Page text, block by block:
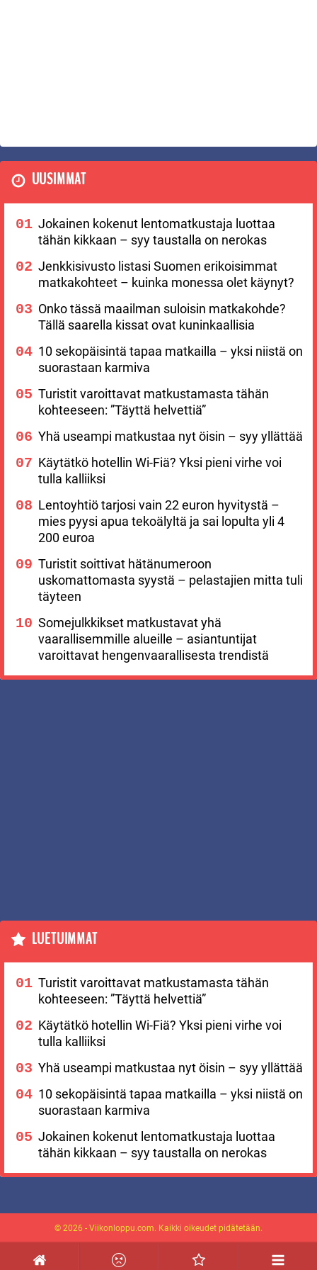
UUSIMMAT
Jokainen kokenut lentomatkustaja luottaa
tähän kikkaan – syy taustalla on nerokas
Jenkkisivusto listasi Suomen erikoisimmat
matkakohteet – kuinka monessa olet käynyt?
Onko tässä maailman suloisin matkakohde?
Tällä saarella kissat ovat kuninkaallisia
10 sekopäisintä tapaa matkailla – yksi niistä on
suorastaan karmiva
Turistit varoittavat matkustamasta tähän
kohteeseen: ”Täyttä helvettiä”
Yhä useampi matkustaa nyt öisin – syy yllättää
Käytätkö hotellin Wi-Fiä? Yksi pieni virhe voi
tulla kalliiksi
Lentoyhtiö tarjosi vain 22 euron hyvitystä –
mies pyysi apua tekoälyltä ja sai lopulta yli 4
200 euroa
Turistit soittivat hätänumeroon
uskomattomasta syystä – pelastajien mitta tuli
täyteen
Somejulkkikset matkustavat yhä
vaarallisemmille alueille – asiantuntijat
varoittavat hengenvaarallisesta trendistä
LUETUIMMAT
Turistit varoittavat matkustamasta tähän
kohteeseen: ”Täyttä helvettiä”
Käytätkö hotellin Wi-Fiä? Yksi pieni virhe voi
tulla kalliiksi
Yhä useampi matkustaa nyt öisin – syy yllättää
10 sekopäisintä tapaa matkailla – yksi niistä on
suorastaan karmiva
Jokainen kokenut lentomatkustaja luottaa
tähän kikkaan – syy taustalla on nerokas
© 2026 - Viikonloppu.com. Kaikki oikeudet pidätetään.